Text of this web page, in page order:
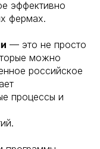
эффективно
фермах.
— это не просто
можно
российское
процессы и